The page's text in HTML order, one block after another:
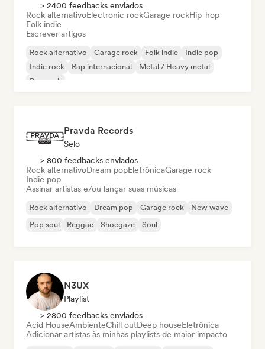
> 2400 feedbacks enviados
Rock alternativoElectronic rockGarage rockHip-hop
Folk indie
Escrever artigos
Rock alternativo Garage rock Folk indie
Indie pop
Indie rock
Rap internacional
Metal / Heavy metal
Pop rock
Pravda Records
Selo
> 800 feedbacks enviados
Rock alternativoDream popEletrônicaGarage rock
Indie pop
Assinar artistas e/ou lançar suas músicas
Rock alternativo Dream pop Garage rock
New wave
Pop soul
Reggae Shoegaze Soul
N3UX
Playlist
> 2800 feedbacks enviados
Acid HouseAmbienteChill outDeep houseEletrônica
Adicionar artistas às minhas playlists de maior impacto